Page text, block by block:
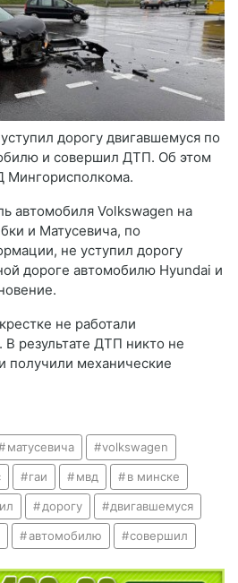
дорогу двигавшемуся по
и совершил ДТП. Об этом
Мингорисполкома.
автомобиля Volkswagen на
и Матусевича, по
не уступил дорогу
дороге автомобилю Hyundai и
не работали
результате ДТП никто не
получили механические
матусевича volkswagen
гаи мвд в минске
дорогу двигавшемуся
автомобилю совершил